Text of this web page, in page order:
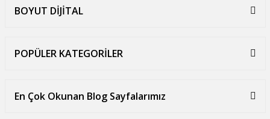
BOYUT DİJİTAL
POPÜLER KATEGORİLER
En Çok Okunan Blog Sayfalarımız